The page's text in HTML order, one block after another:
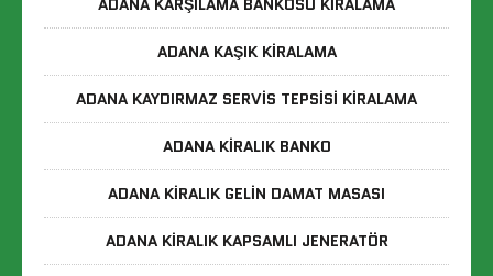
ADANA KARŞILAMA BANKOSU KIRALAMA
ADANA KAŞIK KIRALAMA
ADANA KAYDIRMAZ SERVIS TEPSISI KIRALAMA
ADANA KIRALIK BANKO
ADANA KIRALIK GELIN DAMAT MASASI
ADANA KIRALIK KAPSAMLI JENERATÖR